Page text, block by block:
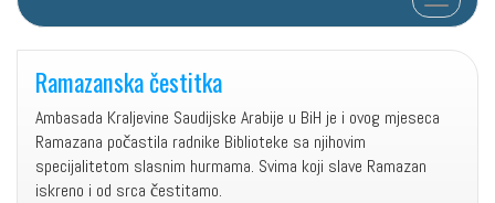
Ramazanska čestitka
Ambasada Kraljevine Saudijske Arabije u BiH je i ovog mjeseca
Ramazana počastila radnike Biblioteke sa njihovim
specijalitetom slasnim hurmama. Svima koji slave Ramazan
iskreno i od srca čestitamo.